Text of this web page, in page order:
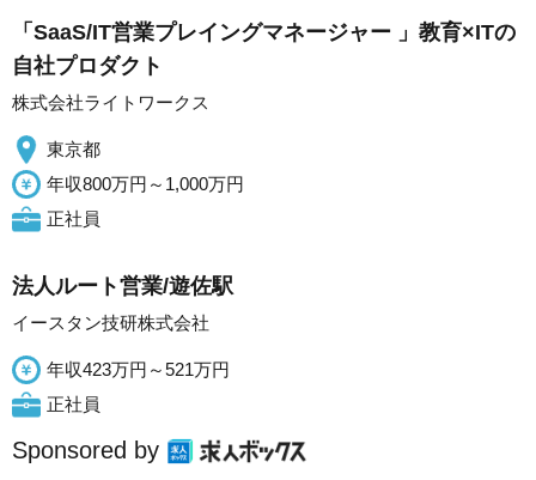
「SaaS/IT営業プレイングマネージャー 」教育×ITの
自社プロダクト
株式会社ライトワークス
東京都
年収800万円～1,000万円
正社員
法人ルート営業/遊佐駅
イースタン技研株式会社
年収423万円～521万円
正社員
Sponsored by